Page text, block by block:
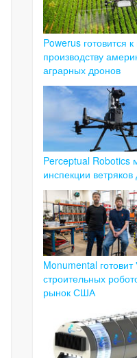
Powerus готовится
производству
аграрных дронов
Perceptual Robotics
инспекции
Monumental готовит
строительных
рынок США